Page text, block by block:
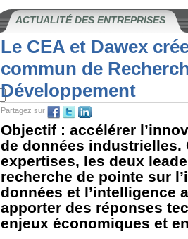
ACTUALITÉ DES ENTREPRISES
Le CEA et Dawex
commun de
Développement
Partagez sur
Objectif : accélérer
de données industrielles.
expertises, les deux
recherche de pointe sur
données et l’intelligence
apporter des réponses
enjeux économiques et